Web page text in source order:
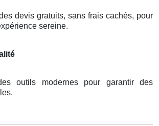
devis gratuits, sans frais cachés, pour
sereine.
outils modernes pour garantir des